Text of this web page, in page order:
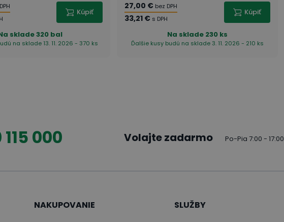
Kúpiť
sklade320 bal
na sklade 13. 11. 2026 - 370 ks
27,00 € bez DPH
33,21 € s DPH
Kúpiť
Na sklade 230 ks
Ďalšie kusy budú na sklade 3. 11. 2026 - 210 ks
000 Volajte zadarmo Po-Pia 7:00 - 17:00
NAKUPOVANIE SLUŽBY